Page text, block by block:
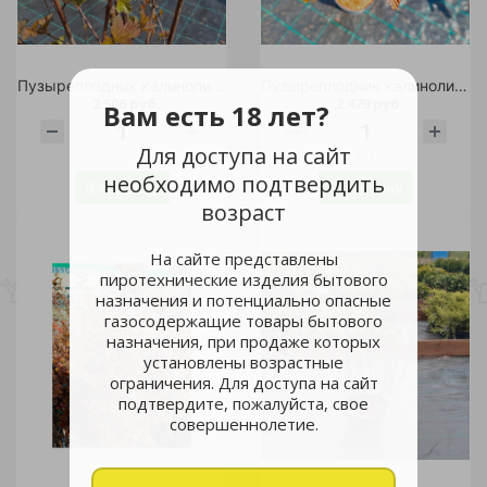
Вам есть 18 лет?
Для доступа на сайт
необходимо подтвердить
возраст
На сайте представлены
пиротехнические изделия бытового
назначения и потенциально опасные
газосодержащие товары бытового
назначения, при продаже которых
установлены возрастные
ограничения. Для доступа на сайт
подтвердите, пожалуйста, свое
совершеннолетие.
2 506 руб.
В корзину
Пузыреплодник калинолистный Мэджик Санрайз С5 1шт / Magic Sunrise
В корзину